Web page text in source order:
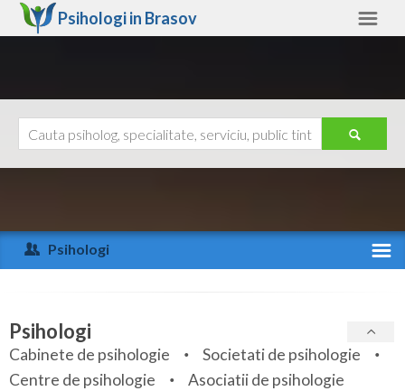
Psihologi in Brasov
Arad
Arges
Bihor
Bistrita-Nasaud
Ajutor
Psihologi
Specialitati
Servicii
Psihologi
Cabinete de psihologie
Societati de psihologie
Centre de psihologie
Asociatii de psihologie